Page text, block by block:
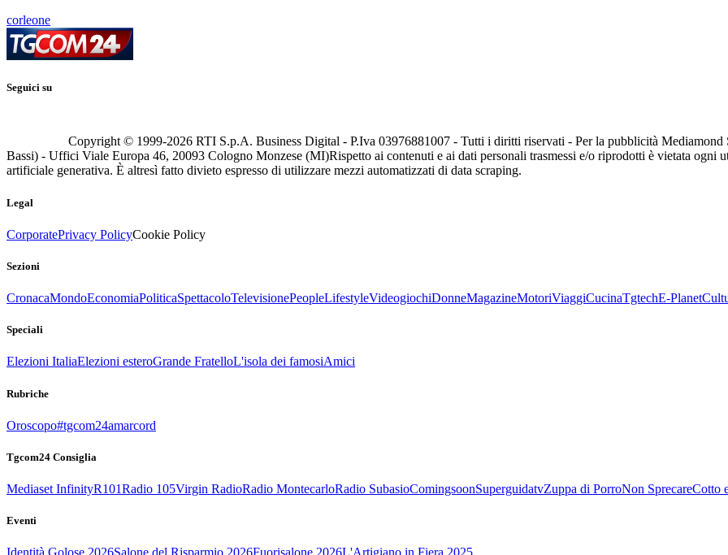
corleone
Seguici su
Copyright © 1999-2026 RTI S.p.A. Business Digital - P.Iva 03976881007 - Tutti i diritti riservati - Per la pubblicità
Bassi) - Uffici Viale Europa 46, 20093 Cologno Monzese (MI)Rispetto ai contenuti e ai dati personali trasmessi e/o riprodotti è vietata ogni
artificiale generativa. È altresì fatto divieto espresso di utilizzare mezzi automatizzati di data scraping.
Legal
CorporatePrivacy PolicyCookie Policy
Sezioni
CronacaMondoEconomiaPoliticaSpettacoloTelevisionePeopleLifestyleVideogiochiDonneMagazineMotoriViaggiCucinaTgtechE-Planet
Speciali
Elezioni ItaliaElezioni esteroGrande FratelloL'isola dei famosiAmici
Rubriche
Oroscopo#tgcom24amarcord
Tgcom24 Consiglia
Mediaset InfinityR101Radio 105Virgin RadioRadio MontecarloRadio SubasioComingsoonSuperguidatvZuppa di PorroNon SprecareCotto
Eventi